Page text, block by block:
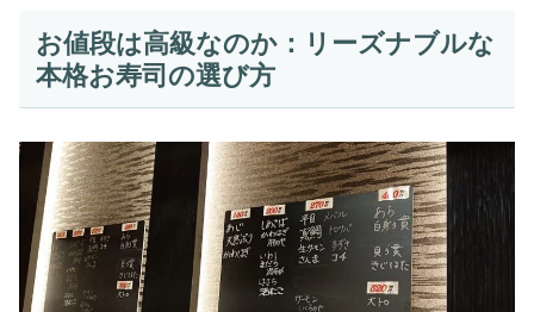
お値段は高級なのか：リーズナブルな
本格お寿司の選び方